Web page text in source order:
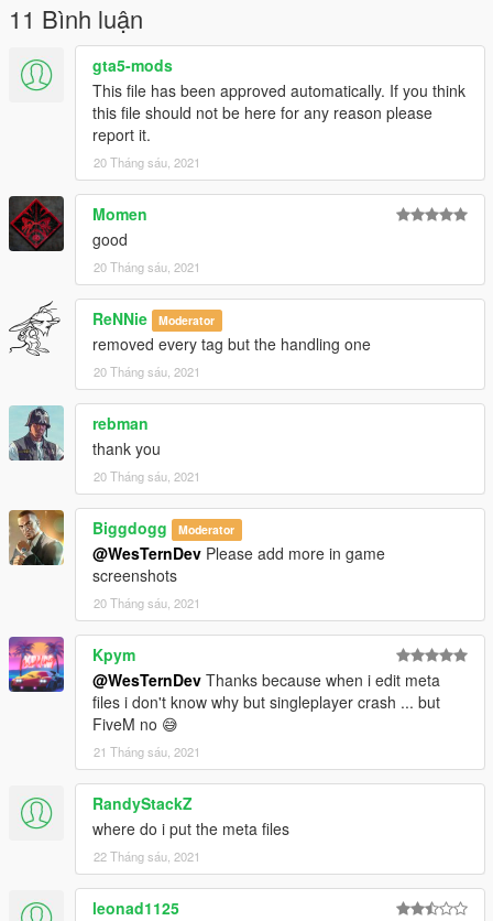
11 Bình luận
gta5-mods
This file has been approved automatically. If you think
this file should not be here for any reason please
report it.
20 Tháng sáu, 2021
Momen
good
20 Tháng sáu, 2021
ReNNie Moderator
removed every tag but the handling one
20 Tháng sáu, 2021
rebman
thank you
20 Tháng sáu, 2021
Biggdogg Moderator
@WesTernDev Please add more in game
screenshots
20 Tháng sáu, 2021
Kpym
@WesTernDev Thanks because when i edit meta
files i don't know why but singleplayer crash ... but
FiveM no 😅
21 Tháng sáu, 2021
RandyStackZ
where do i put the meta files
22 Tháng sáu, 2021
leonad1125